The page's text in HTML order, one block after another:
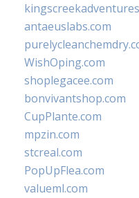
antaeuslabs.com
WishOping.com
shoplegacee.com
bonvivantshop.com
CupPlante.com
mpzin.com
stcreal.com
PopUpFlea.com
valueml.com